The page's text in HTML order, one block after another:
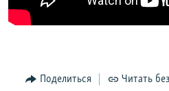
Поделиться Читать